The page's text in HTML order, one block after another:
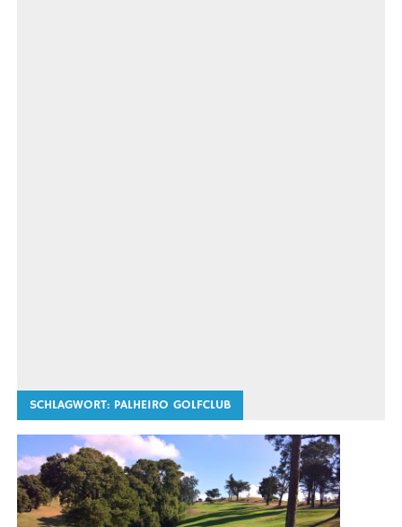
SCHLAGWORT: PALHEIRO GOLFCLUB